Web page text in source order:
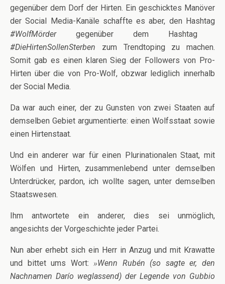
gegenüber dem Dorf der Hirten. Ein geschicktes Manöver
der Social Media-Kanäle schaffte es aber, den Hashtag
#WolfMördergegenüber dem Hashtag
#DieHirtenSollenSterben zum Trendtoping zu machen.
Somit gab es einen klaren Sieg der Followers von Pro-
Hirten über die von Pro-Wolf, obzwar lediglich innerhalb
der Social Media.
Da war auch einer, der zu Gunsten von zwei Staaten auf
demselben Gebiet argumentierte: einen Wolfsstaat sowie
einen Hirtenstaat.
Und ein anderer war für einen Plurinationalen Staat, mit
Wölfen und Hirten, zusammenlebend unter demselben
Unterdrücker, pardon, ich wollte sagen, unter demselben
Staatswesen.
Ihm antwortete ein anderer, dies sei unmöglich,
angesichts der Vorgeschichte jeder Partei.
Nun aber erhebt sich ein Herr in Anzug und mit Krawatte
und bittet ums Wort:»Wenn Rubén (so sagte er, den
Nachnamen Darío weglassend) der Legende von Gubbio